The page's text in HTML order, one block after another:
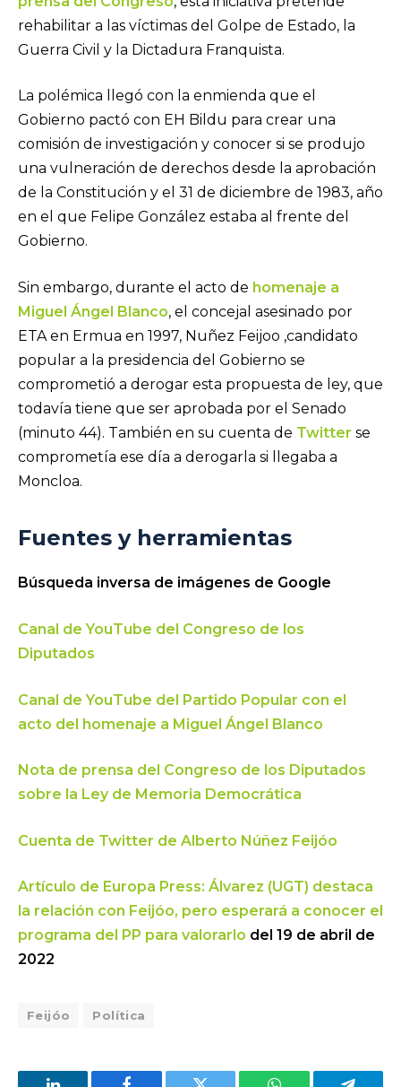
rehabilitar a las víctimas del Golpe de Estado, la
Guerra Civil y la Dictadura Franquista.
La polémica llegó con la enmienda que el
Gobierno pactó con EH Bildu para crear una
comisión de investigación y conocer si se produjo
una vulneración de derechos desde la aprobación
de la Constitución y el 31 de diciembre de 1983, año
en el que Felipe González estaba al frente del
Gobierno.
Sin embargo, durante el acto de homenaje a
Miguel Ángel Blanco, el concejal asesinado por
ETA en Ermua en 1997, Nuñez Feijoo ,candidato
popular a la presidencia del Gobierno se
comprometió a derogar esta propuesta de ley, que
todavía tiene que ser aprobada por el Senado
(minuto 44). También en su cuenta de Twitter se
comprometía ese día a derogarla si llegaba a
Moncloa.
Fuentes y herramientas
Búsqueda inversa de imágenes de Google
Canal de YouTube del Congreso de los
Diputados
Canal de YouTube del Partido Popular con el
acto del homenaje a Miguel Ángel Blanco
Nota de prensa del Congreso de los Diputados
sobre la Ley de Memoria Democrática
Cuenta de Twitter de Alberto Núñez Feijóo
Artículo de Europa Press: Álvarez (UGT) destaca
la relación con Feijóo, pero esperará a conocer el
programa del PP para valorarlo del 19 de abril de
2022
Feijóo Política